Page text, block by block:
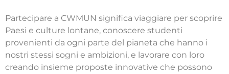
Partecipare a CWMUN significa viaggiare per scoprire
Paesi e culture lontane, conoscere studenti
provenienti da ogni parte del pianeta che hanno i
nostri stessi sogni e ambizioni, e lavorare con loro
creando insieme proposte innovative che possono